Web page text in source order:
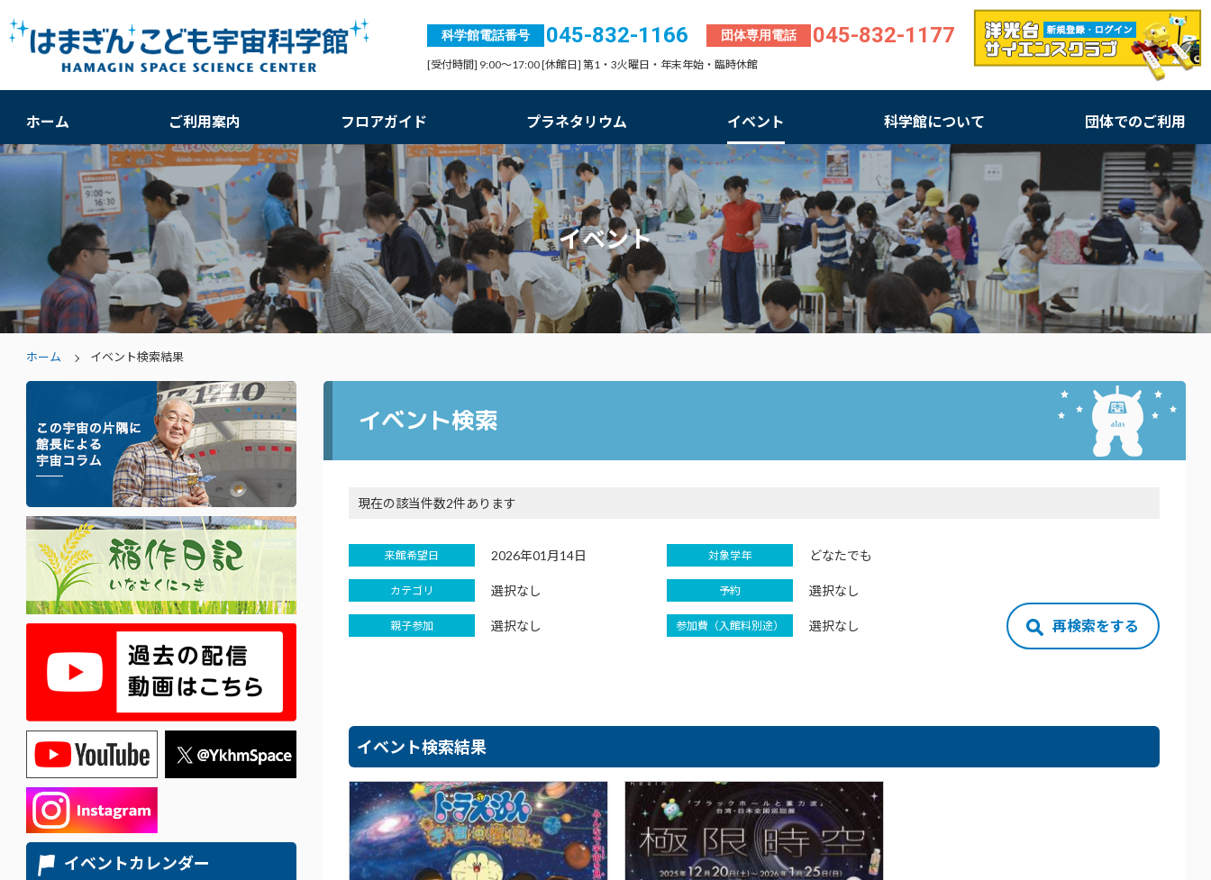
科学館電話番号 045-832-1166 団体専用電話 045-832-1177
[受付時間] 9:00～17:00 [休館日] 第1・3火曜日・年末年始・臨時休館
ホーム ご利用案内 フロアガイド プラネタリウム イベント 科学館について 団体でのご利用
イベント
ホーム イベント検索結果
イベントカレンダー
イベント検索
現在の該当件数2件あります
来館希望日 2026年01月14日
カテゴリ 選択なし
親子参加 選択なし
対象学年 どなたでも
予約 選択なし
参加費（入館料別途） 選択なし 再検索をする
イベント検索結果